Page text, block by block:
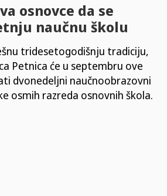
osnovce da se
naučnu školu
tridesetogodišnju tradiciju,
Petnica će u septembru ove
dvonedeljni naučnoobrazovni
osmih razreda osnovnih škola.